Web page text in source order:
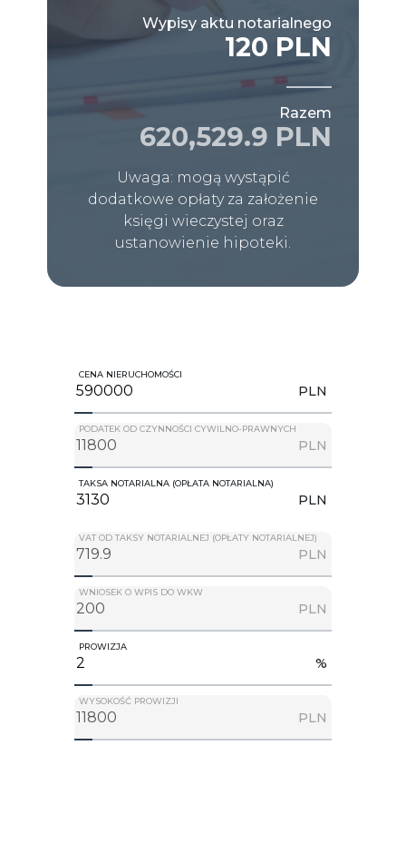
Wypisy aktu notarialnego
120 PLN
Razem
620,529.9 PLN
Uwaga: mogą wystąpić
dodatkowe opłaty za założenie
księgi wieczystej oraz
ustanowienie hipoteki.
CENA NIERUCHOMOŚCI
PLN
PODATEK OD CZYNNOŚCI CYWILNO-PRAWNYCH
PLN
TAKSA NOTARIALNA (OPŁATA NOTARIALNA)
PLN
VAT OD TAKSY NOTARIALNEJ (OPŁATY NOTARIALNEJ)
PLN
WNIOSEK O WPIS DO WKW
PLN
PROWIZJA
%
WYSOKOŚĆ PROWIZJI
PLN